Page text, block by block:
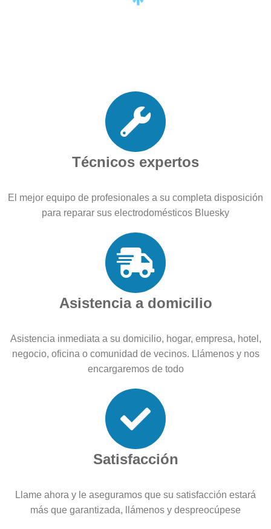
Técnicos expertos
El mejor equipo de profesionales a su completa disposición
para reparar sus electrodomésticos Bluesky
Asistencia a domicilio
Asistencia inmediata a su domicilio, hogar, empresa, hotel,
negocio, oficina o comunidad de vecinos. Llámenos y nos
encargaremos de todo
Satisfacción
Llame ahora y le aseguramos que su satisfacción estará
más que garantizada, llámenos y despreocúpese